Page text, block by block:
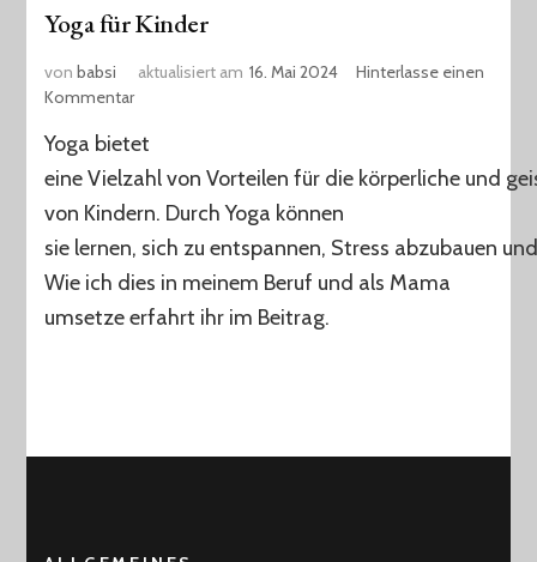
Yoga für Kinder
vonbabsi aktualisiert am 16. Mai 2024
Hinterlasse einen
Kommentarzu
für
Kinder
Yoga bietet
eine Vielzahl von Vorteilen für die körperliche und
von Kindern. Durch Yoga können
sie lernen, sich zu entspannen, Stress abzubauen
Wie ich dies in meinem Beruf und als Mama
umsetze erfahrt ihr im Beitrag.